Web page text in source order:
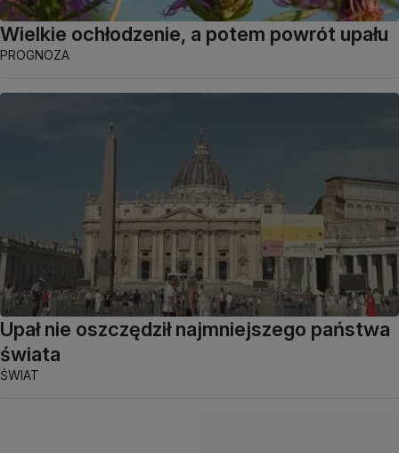
Wielkie ochłodzenie, a potem powrót upału
PROGNOZA
Upał nie oszczędził najmniejszego państwa
świata
ŚWIAT